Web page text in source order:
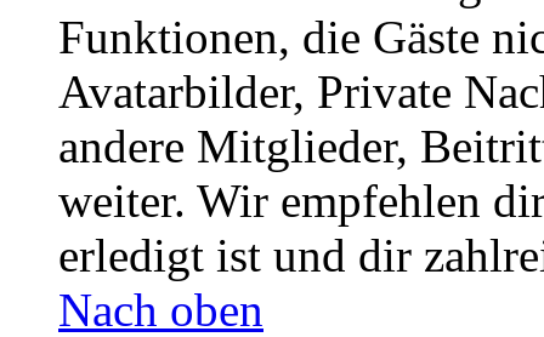
Funktionen, die Gäste
Avatarbilder, Private
andere Mitglieder,
weiter. Wir empfehlen
erledigt ist und dir
Nach oben